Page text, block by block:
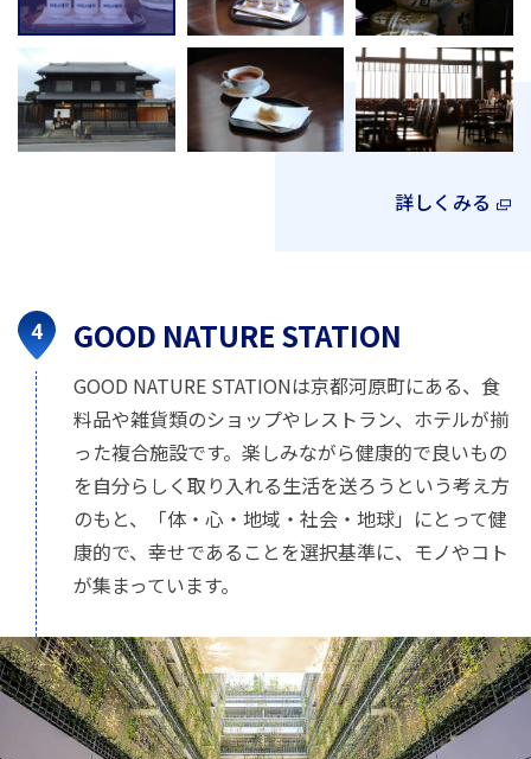
詳しくみる
GOOD NATURE STATION
GOOD NATURE STATIONは京都河原町にある、食
料品や雑貨類のショップやレストラン、ホテルが揃
った複合施設です。楽しみながら健康的で良いもの
を自分らしく取り入れる生活を送ろうという考え方
のもと、「体・心・地域・社会・地球」にとって健
康的で、幸せであることを選択基準に、モノやコト
が集まっています。